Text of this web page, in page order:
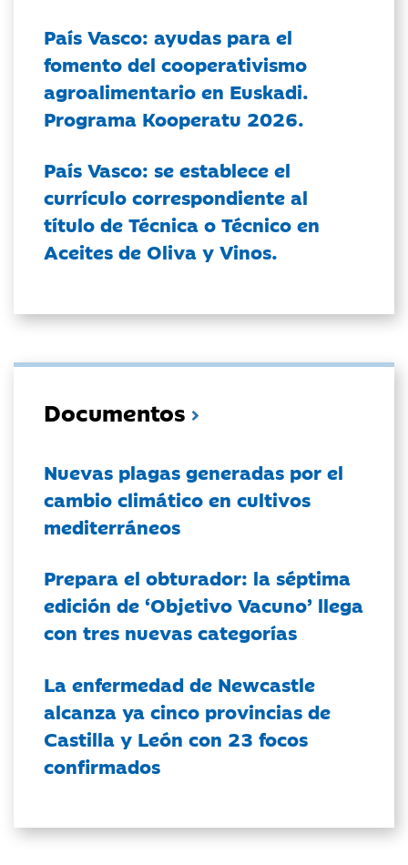
País Vasco: ayudas para el
fomento del cooperativismo
agroalimentario en Euskadi.
Programa Kooperatu 2026.
País Vasco: se establece el
currículo correspondiente al
título de Técnica o Técnico en
Aceites de Oliva y Vinos.
Documentos
Nuevas plagas generadas por el
cambio climático en cultivos
mediterráneos
Prepara el obturador: la séptima
edición de ‘Objetivo Vacuno’ llega
con tres nuevas categorías
La enfermedad de Newcastle
alcanza ya cinco provincias de
Castilla y León con 23 focos
confirmados